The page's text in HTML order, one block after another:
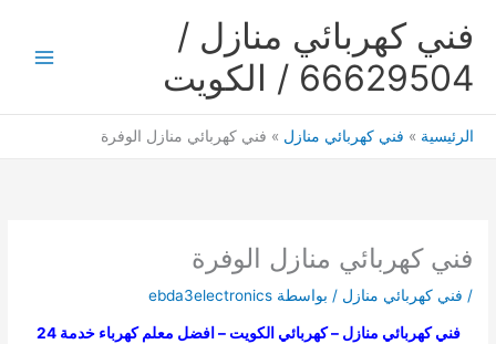
فني كهربائي منازل /
66629504 / الكويت
الرئيسية فني كهربائي منازل فني كهربائي منازل الوفرة
فني كهربائي منازل الوفرة
/ فني كهربائي منازل / بواسطة ebda3electronics
فني كهربائي منازل – كهربائي الكويت – افضل معلم كهرباء خدمة 24